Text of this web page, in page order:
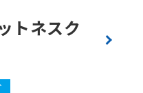
トネスク